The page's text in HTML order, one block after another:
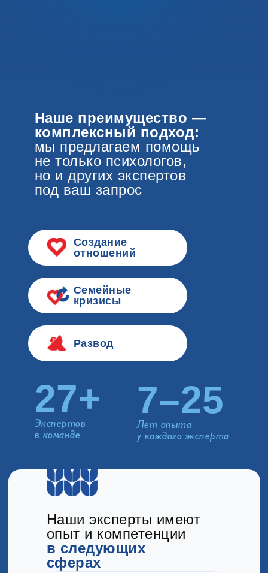
Наше преимущество —
комплексный подход:
мы предлагаем помощь
не только психологов,
но и других экспертов
под ваш запрос
27+
Экспертов
в команде
7–25
Лет опыта
у каждого эксперта
Развод
Семейные
кризисы
Создание
отношений
Наши эксперты имеют
опыт и компетенции
в следующих
сферах